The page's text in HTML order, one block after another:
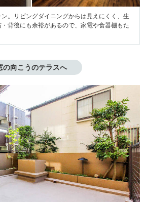
。リビングダイニングからは見えにくく、生
背後にも余裕があるので、家電や食器棚もた
の向こうのテラスへ